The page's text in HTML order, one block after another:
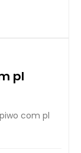
pl
com pl